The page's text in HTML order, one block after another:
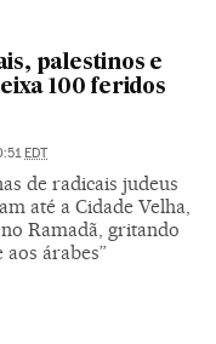
palestinos e
100 feridos
EDT
de radicais judeus
até a Cidade Velha,
Ramadã, gritando
aos árabes”